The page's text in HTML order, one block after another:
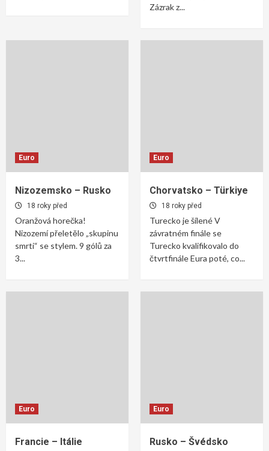
Zázrak z...
Euro
Nizozemsko – Rusko
18 roky před
Oranžová horečka!
Nizozemí přeletělo „skupinu
smrti“ se stylem. 9 gólů za
3...
Euro
Chorvatsko – Türkiye
18 roky před
Turecko je šílené V
závratném finále se
Turecko kvalifikovalo do
čtvrtfinále Eura poté, co...
Euro
Francie – Itálie
Euro
Rusko – Švédsko